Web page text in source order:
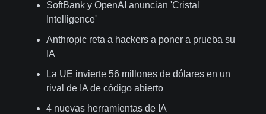
SoftBank y OpenAI anuncian 'Cristal
Intelligence'
Anthropic reta a hackers a poner a prueba su
IA
La UE invierte 56 millones de dólares en un
rival de IA de código abierto
4 nuevas herramientas de IA